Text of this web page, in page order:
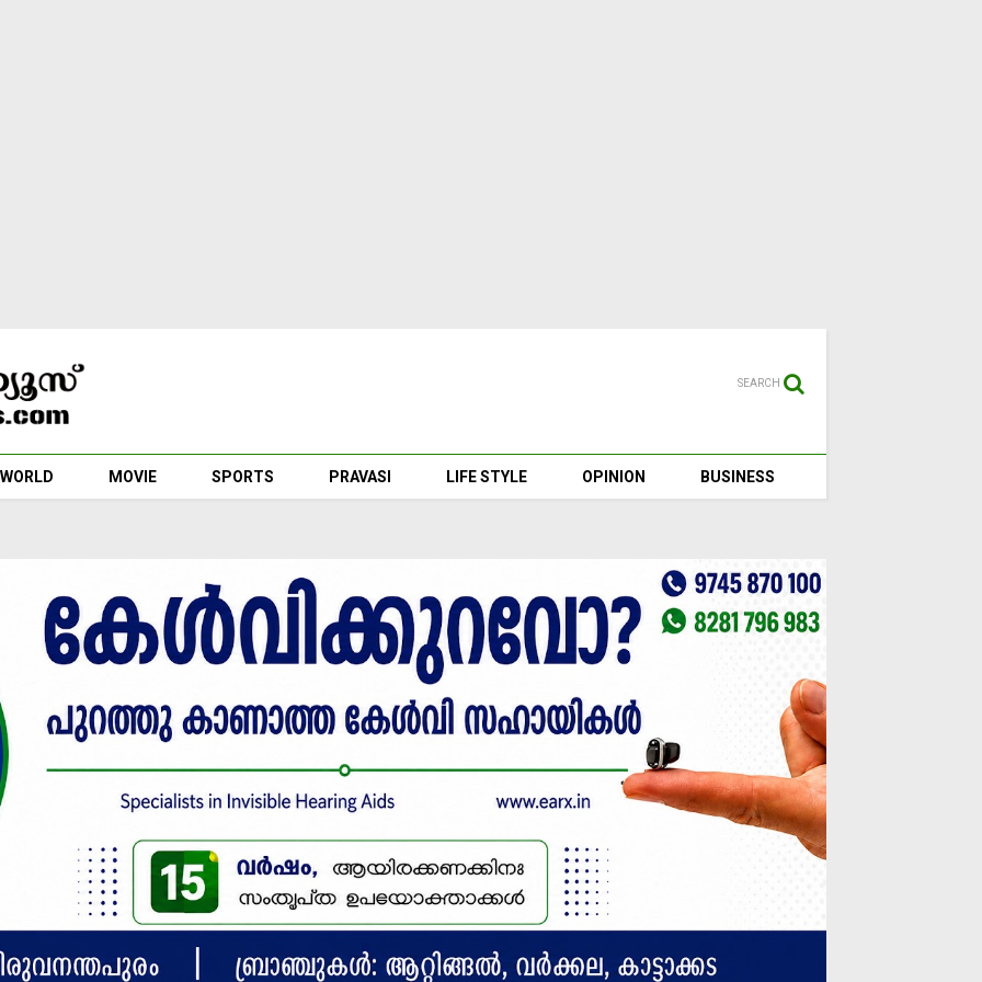
SEARCH
WORLD MOVIE SPORTS PRAVASI LIFE STYLE OPINION BUSINESS